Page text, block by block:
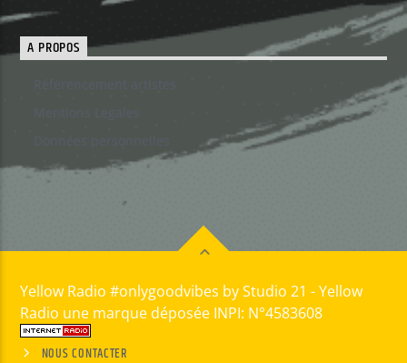
A PROPOS
Yellow Radio #onlygoodvibes by Studio 21 - Yellow
Radio une marque déposée INPI: N°4583608
NOUS CONTACTER